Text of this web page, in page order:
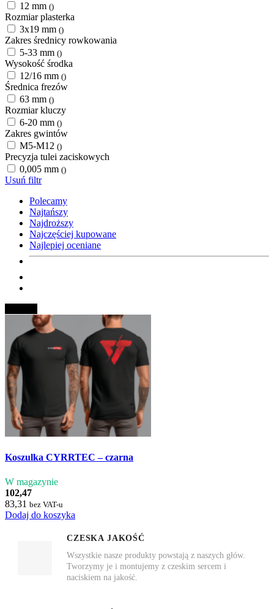
12 mm ()
Rozmiar plasterka
3x19 mm ()
Zakres średnicy rowkowania
5-33 mm ()
Wysokość środka
12/16 mm ()
Średnica frezów
63 mm ()
Rozmiar kluczy
6-20 mm ()
Zakres gwintów
M5-M12 ()
Precyzja tulei zaciskowych
0,005 mm ()
Usuń filtr
Polecamy
Najtańszy
Najdroższy
Najczęściej kupowane
Najlepiej oceniane
Koszulka CYRRTEC – czarna
W magazynie
102,47
83,31 bez VAT-u
Dodaj do koszyka
CZESKA JAKOŚĆ
Wszystkie nasze produkty powstają z naszych głów.
Tworzymy je i montujemy z czeskim sercem i
naciskiem na jakość.